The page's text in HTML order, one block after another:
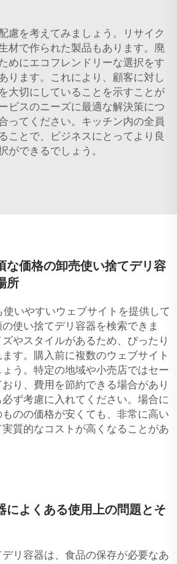
慮を考えてみましょう。リサイク
材で作られた製品もあります。廃
めにエコフレンドリーな選択をす
ります。これにより、顧客に対し
大切にしていることを示すことが
ビスのニーズに最適な解決策につ
ってください。キッチン内の全員
ことで、ビジネスにとってより良
ができるでしょう。
な価格の卸売使い捨てデリ容
所
使いやすいウェブサイトを提供して
使い捨てデリ容器を検索できま
やスタイルがあるため、ぴったり
す。購入前に複数のウェブサイト
う。特定の地域や小売店ではセー
り、費用を節約できる場合があり
ず考慮に入れてください。場合に
のの価格が安くても、非常に高い
質的なコストが高くなることがあ
によくある使用上の問題とそ
リ容器は、食品の保存が必要なあ